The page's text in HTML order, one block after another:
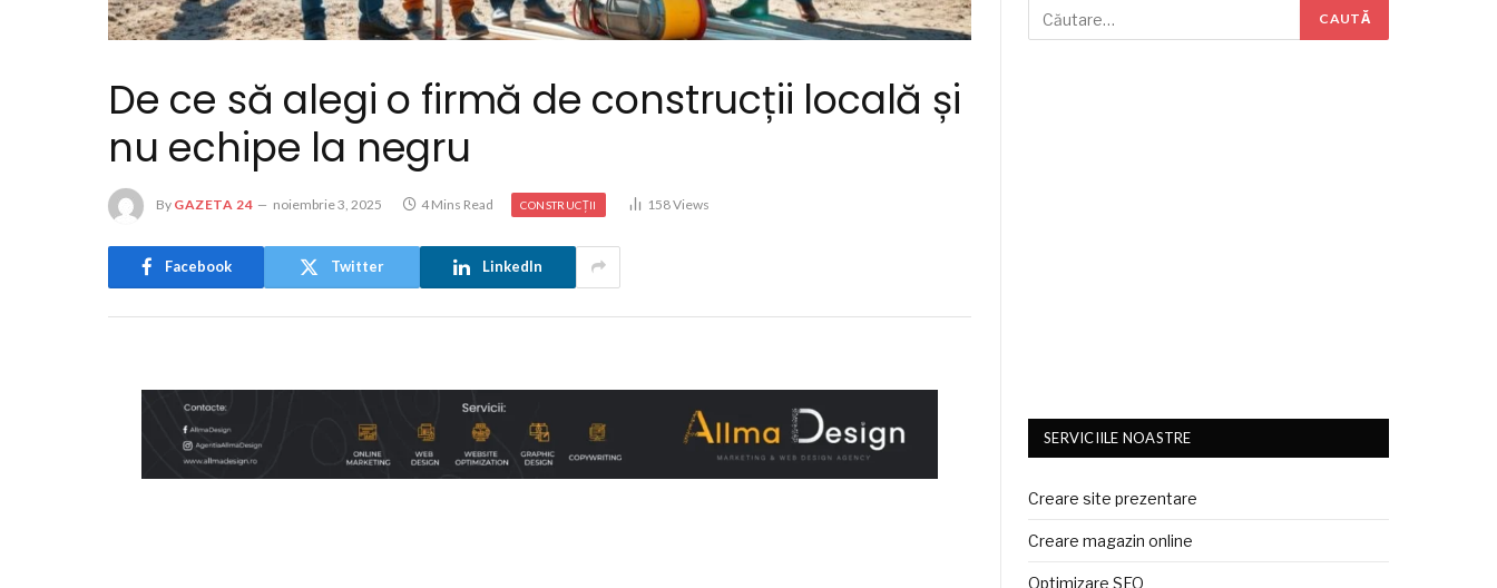
De ce să alegi o firmă de construcții locală și
nu echipe la negru
By GAZETA 24 noiembrie 3, 2025 4 Mins Read CONSTRUCȚII 158Views
Facebook Twitter LinkedIn
SERVICIILE NOASTRE
Creare site prezentare
Creare magazin online
Optimizare SEO